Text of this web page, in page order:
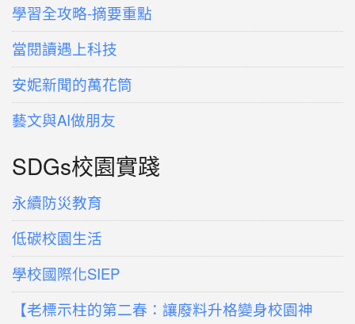
學習全攻略-摘要重點
當閱讀遇上科技
安妮新聞的萬花筒
藝文與AI做朋友
SDGs校園實踐
永續防災教育
低碳校園生活
學校國際化SIEP
【老標示柱的第二春：讓廢料升格變身校園神